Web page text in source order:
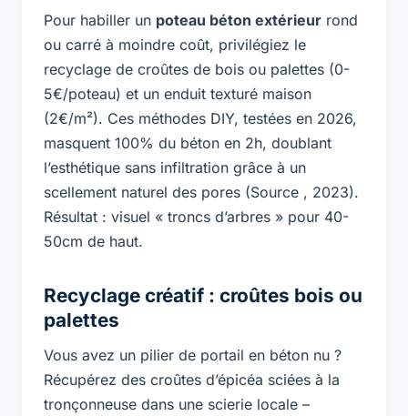
Pour habiller un poteau béton extérieur rond
ou carré à moindre coût, privilégiez le
recyclage de croûtes de bois ou palettes (0-
5€/poteau) et un enduit texturé maison
(2€/m²). Ces méthodes DIY, testées en 2026,
masquent 100% du béton en 2h, doublant
l’esthétique sans infiltration grâce à un
scellement naturel des pores (Source , 2023).
Résultat : visuel « troncs d’arbres » pour 40-
50cm de haut.
Recyclage créatif : croûtes bois ou
palettes
Vous avez un pilier de portail en béton nu ?
Récupérez des croûtes d’épicéa sciées à la
tronçonneuse dans une scierie locale –